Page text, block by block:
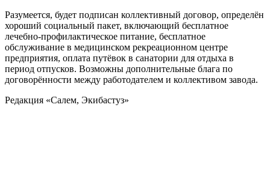
Разумеется, будет подписан коллективный договор, определён
хороший социальный пакет, включающий бесплатное
лечебно-профилактическое питание, бесплатное
обслуживание в медицинском рекреационном центре
предприятия, оплата путёвок в санатории для отдыха в
период отпусков. Возможны дополнительные блага по
договорённости между работодателем и коллективом завода.
Редакция «Салем, Экибастуз»